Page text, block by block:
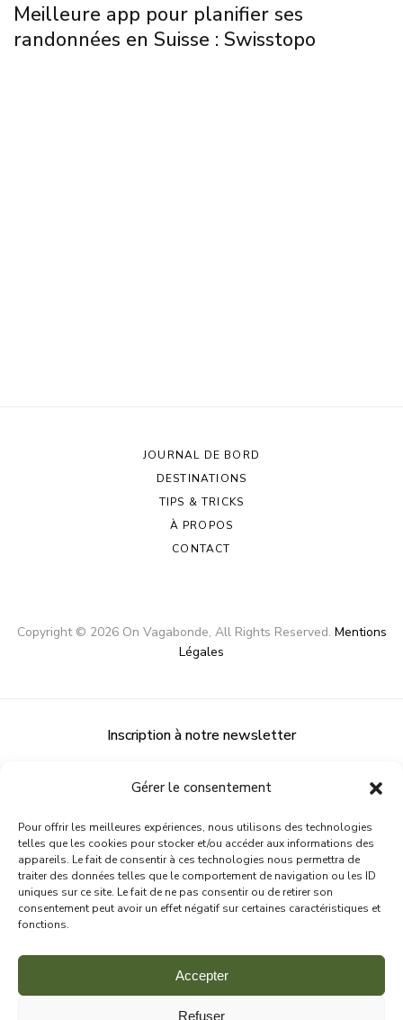
Gérer le consentement
Pour offrir les meilleures expériences, nous utilisons des technologies
telles que les cookies pour stocker et/ou accéder aux informations des
appareils. Le fait de consentir à ces technologies nous permettra de
traiter des données telles que le comportement de navigation ou les ID
uniques sur ce site. Le fait de ne pas consentir ou de retirer son
consentement peut avoir un effet négatif sur certaines caractéristiques et
fonctions.
Accepter
Refuser
Meilleure app pour planifier ses
randonnées en Suisse : Swisstopo
JOURNAL DE BORD
DESTINATIONS
TIPS & TRICKS
À PROPOS
CONTACT
Copyright © 2026 On Vagabonde, All Rights Reserved. Mentions
Légales
Inscription à notre newsletter